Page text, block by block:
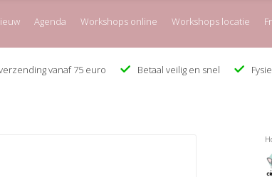
Agenda Workshops online Workshops locatie
vanaf 75 euro Betaal veilig en snel